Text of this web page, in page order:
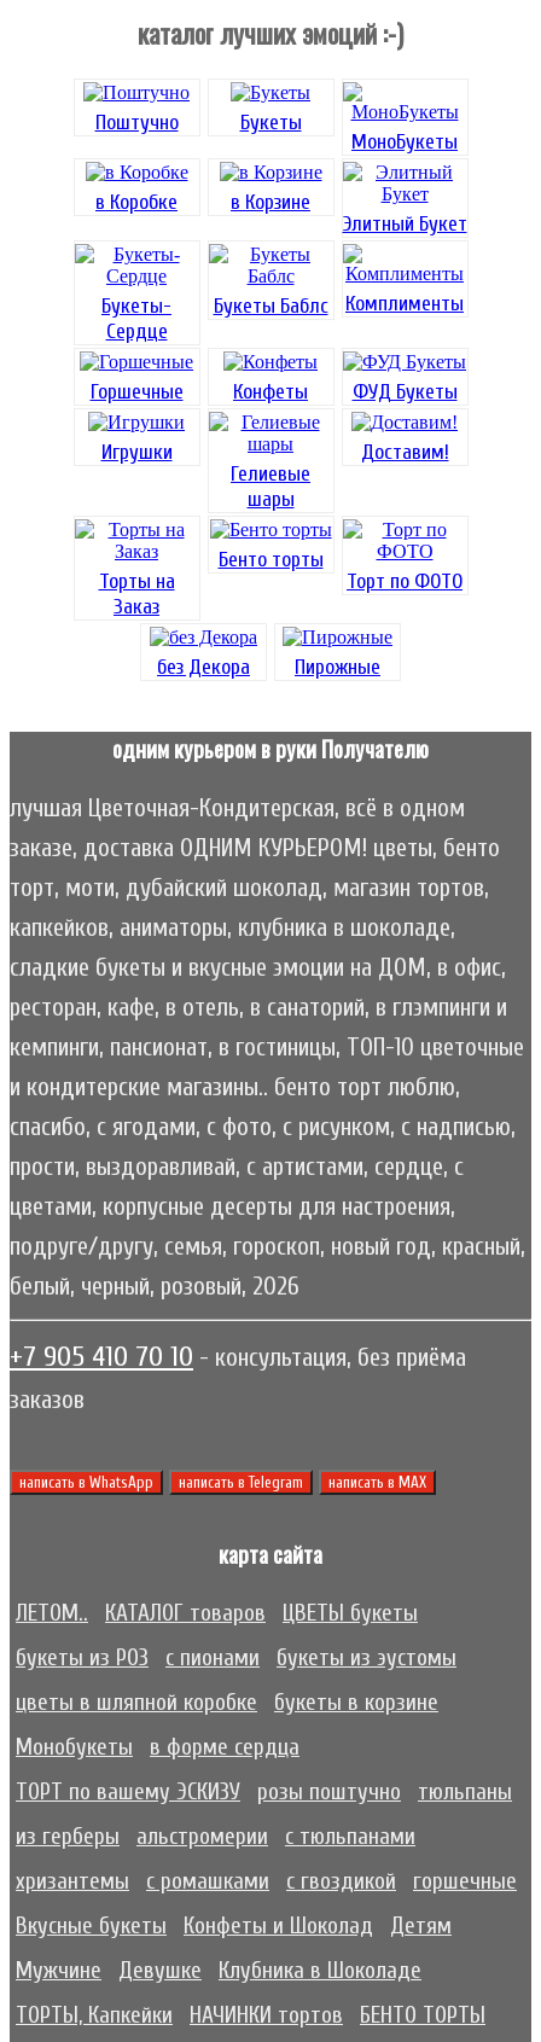
каталог лучших эмоций :-)
Поштучно Букеты
МоноБукеты
в Коробке
в Корзине
Элитный Букет
Букеты-
Сердце
Букеты Баблс Комплименты
Горшечные Конфеты ФУД Букеты
Игрушки
Гелиевые
шары
Доставим!
Торты на
Заказ
Бенто торты
Торт по ФОТО
без Декора Пирожные
одним курьером в руки Получателю
лучшая Цветочная-Кондитерская, всё в одном
заказе, доставка ОДНИМ КУРЬЕРОМ! цветы, бенто
торт, моти, дубайский шоколад, магазин тортов,
капкейков, аниматоры, клубника в шоколаде,
сладкие букеты и вкусные эмоции на ДОМ, в офис,
ресторан, кафе, в отель, в санаторий, в глэмпинги и
кемпинги, пансионат, в гостиницы, ТОП-10 цветочные
и кондитерские магазины.. бенто торт люблю,
спасибо, с ягодами, с фото, с рисунком, с надписью,
прости, выздоравливай, с артистами, сердце, с
цветами, корпусные десерты для настроения,
подруге/другу, семья, гороскоп, новый год, красный,
белый, черный, розовый, 2026
+7 905 410 70 10 - консультация, без приёма
заказов
написать в WhatsApp написать в Telegram написать в МАХ
карта сайта
ЛЕТОМ.. КАТАЛОГ товаров
ЦВЕТЫ букеты
букеты из РОЗ
с пионами
букеты из эустомы
цветы в шляпной коробке
букеты в корзине
Монобукеты
в форме сердца
ТОРТ по вашему ЭСКИЗУ
розы поштучно
тюльпаны
из герберы
альстромерии
с тюльпанами
хризантемы
с ромашками с гвоздикой
горшечные
Вкусные букеты
Конфеты и Шоколад
Детям
Мужчине
Девушке
Клубника в Шоколаде
ТОРТЫ, Капкейки
НАЧИНКИ тортов
БЕНТО ТОРТЫ